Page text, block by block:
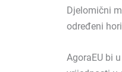
Djelomični
određeni
AgoraEU bi